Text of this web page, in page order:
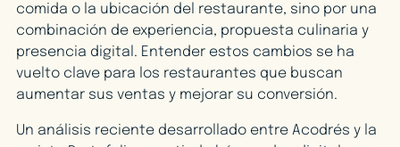
comida o la ubicación del restaurante, sino por una
combinación de experiencia, propuesta culinaria y
presencia digital. Entender estos cambios se ha
vuelto clave para los restaurantes que buscan
aumentar sus ventas y mejorar su conversión.
Un análisis reciente desarrollado entre Acodrés y la